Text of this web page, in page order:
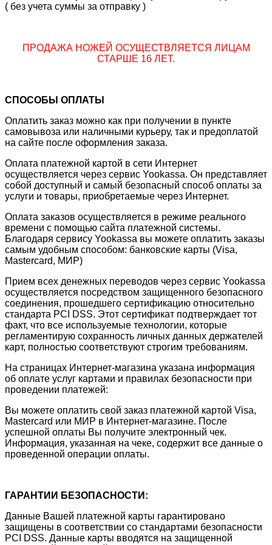
( без учета суммы за отправку )
ПРОДАЖА НОЖЕЙ ОСУЩЕСТВЛЯЕТСЯ ЛИЦАМ
СТАРШЕ 16 ЛЕТ.
СПОСОБЫ ОПЛАТЫ
Оплатить заказ можно как при получении в пункте
самовывоза или наличными курьеру, так и предоплатой
на сайте после оформления заказа.
Оплата платежной картой в сети Интернет
осуществляется через сервис Yookassa. Он представляет
собой доступный и самый безопасный способ оплаты за
услуги и товары, приобретаемые через Интернет.
Оплата заказов осуществляется в режиме реального
времени с помощью сайта платежной системы.
Благодаря сервису Yookassa вы можете оплатить заказы
самым удобным способом: банковские карты (Visa,
Mastercard, МИР)
Прием всех денежных переводов через сервис Yookassa
осуществляется посредством защищенного безопасного
соединения, прошедшего сертификацию относительно
стандарта PCI DSS. Этот сертификат подтверждает тот
факт, что все используемые технологии, которые
регламентирую сохранность личных данных держателей
карт, полностью соответствуют строгим требованиям.
На страницах Интернет-магазина указана информация
об оплате услуг картами и правилах безопасности при
проведении платежей:
Вы можете оплатить свой заказ платежной картой Visa,
Mastercard или МИР в Интернет-магазине. После
успешной оплаты Вы получите электронный чек.
Информация, указанная на чеке, содержит все данные о
проведенной операции оплаты.
ГАРАНТИИ БЕЗОПАСНОСТИ:
Данные Вашей платежной карты гарантировано
защищены в соответствии со стандартами безопасности
PCI DSS. Данные карты вводятся на защищенной